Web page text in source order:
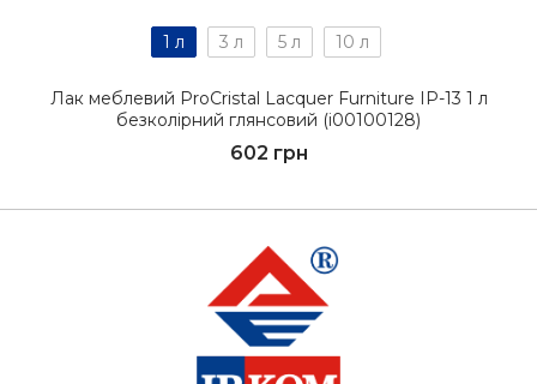
1 л 3 л 5 л 10 л
Лак меблевий ProCristal Lacquer Furniture IР-13 1 л
безколірний глянсовий (i00100128)
602 грн